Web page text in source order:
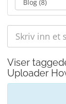
Viser
Uploader